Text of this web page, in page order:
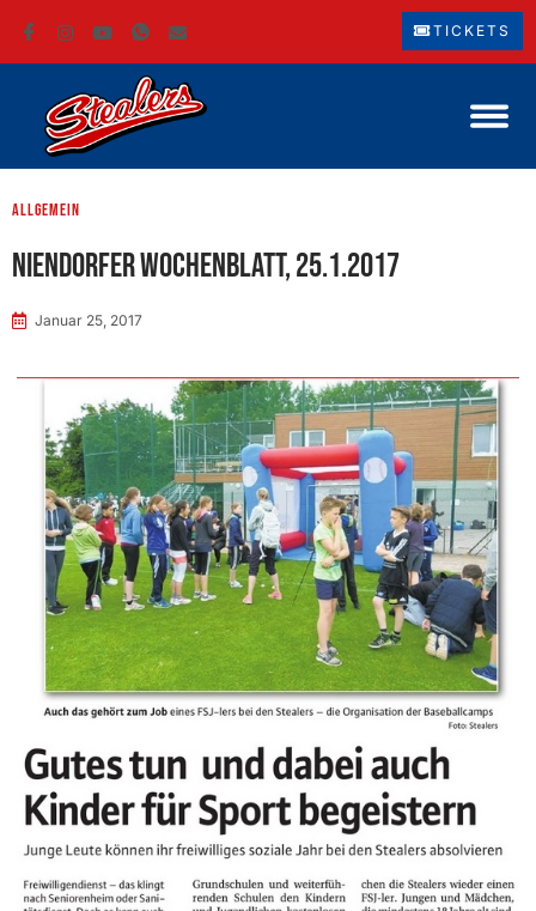
TICKETS
Allgemein
Niendorfer Wochenblatt, 25.1.2017
Januar 25, 2017